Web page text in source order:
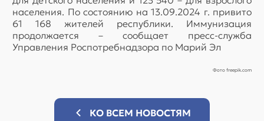
населения. По состоянию на 13.09.2024 г. привито
61 168 жителей республики. Иммунизация
продолжается – сообщает пресс-служба
Управления Роспотребнадзора по Марий Эл
Фото freepik.com
КО ВСЕМ НОВОСТЯМ